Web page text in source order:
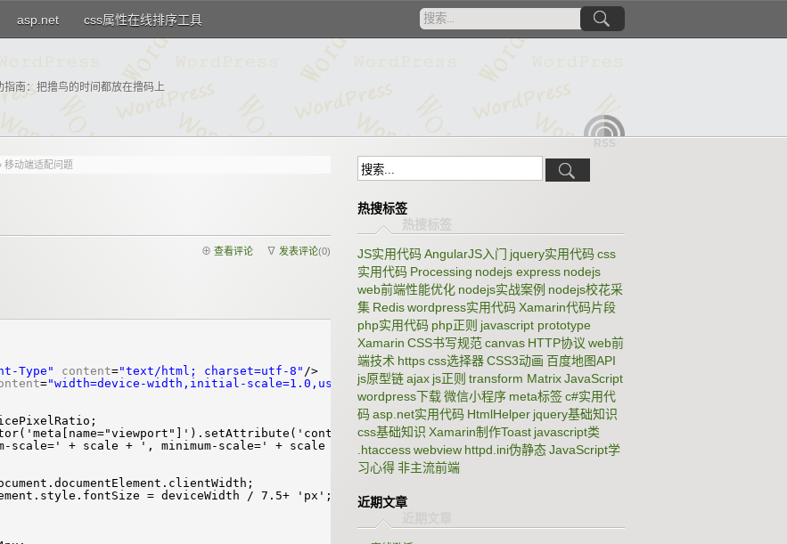
asp.net css属性在线排序工具
指南：把撸鸟的时间都放在撸码上
RSS
移动端适配问题
∇ 发表评论(0)
⊕ 查看评论
Type" content="text/html; charset=utf-8" />
="width=device-width,initial-scale=1.0,user-
scale=' + scale + ', minimum-scale=' + scale + ', user-
= deviceWidth / 7.5+ 'px';
热搜标签
JS实用代码AngularJS入门 jquery实用代码css
实用代码 Processing nodejs express nodejs
web前端性能优化 nodejs实战案例 nodejs校花采
集 Rediswordpress实用代码Xamarin代码片段
php实用代码 php正则 javascript prototype
Xamarin CSS书写规范canvas HTTP协议 web前
端技术 httpscss选择器CSS3动画 百度地图API
js原型链ajax js正则 transform MatrixJavaScript
wordpress下载微信小程序 meta标签c#实用代
码asp.net实用代码 HtmlHelper jquery基础知识
css基础知识 Xamarin制作Toast javascript类
.htaccesswebview httpd.ini伪静态JavaScript学
习心得非主流前端
近期文章